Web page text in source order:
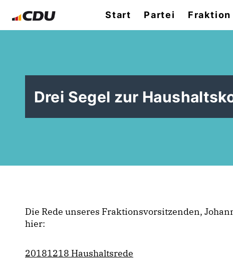
Start Partei Fraktion
Drei Segel zur
Die Rede unseres Fraktionsvorsitzenden,
hier:
20181218 Haushaltsrede